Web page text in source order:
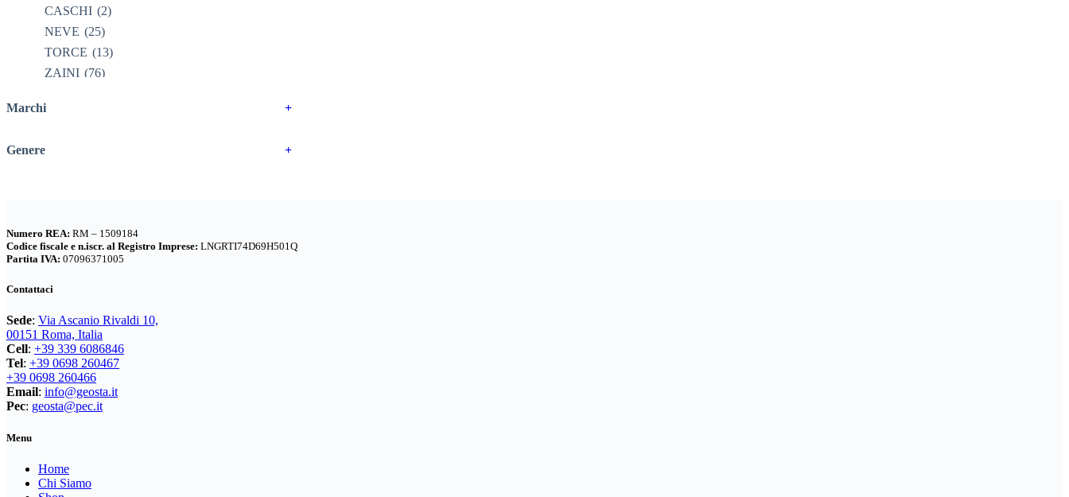
CASCHI (2)
NEVE (25)
TORCE (13)
ZAINI (76)
4 LAND EDIZIONI
BERTONI
GARMONT(15)
GIPRON(5)
KONUS(6)
LA SPORTIVA
LIZARD(8)
MARSUPIO ZAINI
MEINDL(8)
OSPREY
PATAGONIA
Marchi +
Genere +
Numero REA: RM – 1509184
Codice fiscale e n.iscr. al Registro Imprese: LNGRTI74D69H501Q
Partita IVA: 07096371005
Contattaci
Sede: Via Ascanio Rivaldi 10,
00151 Roma, Italia
Cell: +39 339 6086846
Tel: +39 0698 260467
+39 0698 260466
Email: info@geosta.it
Pec: geosta@pec.it
Menu
Home
Chi Siamo